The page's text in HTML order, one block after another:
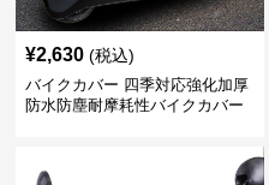
¥2,630 (税込)
バイクカバー 四季対応強化加厚
防水防塵耐摩耗性バイクカバー